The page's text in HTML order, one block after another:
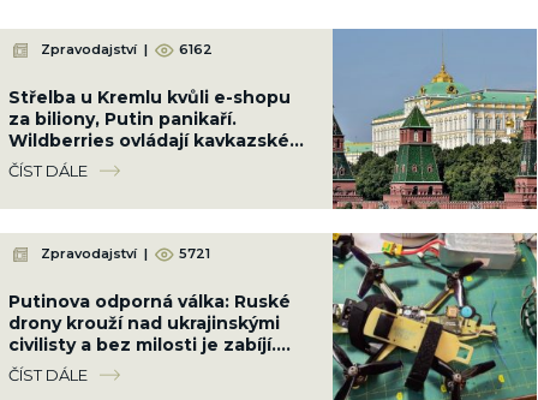
Zpravodajství | 6162
Střelba u Kremlu kvůli e-shopu
za biliony, Putin panikaří.
Wildberries ovládají kavkazské
klany a teď po něm jde i Kyjev
ČÍST DÁLE
Zpravodajství | 5721
Putinova odporná válka: Ruské
drony krouží nad ukrajinskými
civilisty a bez milosti je zabíjí.
Bezmála 1 000 mrtvých, z toho
179 dětí
ČÍST DÁLE